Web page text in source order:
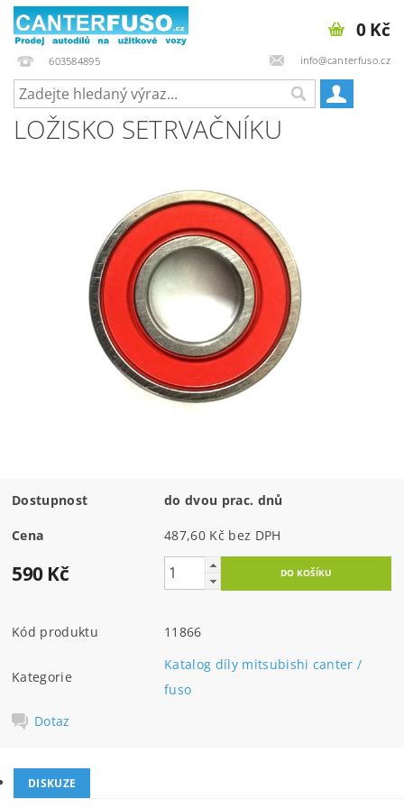
603584895 info@canterfuso.cz
0 Kč
LOŽISKO SETRVAČNÍKU
Dostupnost do dvou prac. dnů
Cena 487,60 Kč bez DPH
590 Kč
Kód produktu 11866
Kategorie
Katalog díly mitsubishi canter /
fuso
Dotaz
DISKUZE